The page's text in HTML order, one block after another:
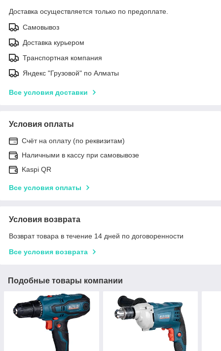
Доставка осуществляется только по предоплате.
Самовывоз
Доставка курьером
Транспортная компания
Яндекс "Грузовой" по Алматы
Все условия доставки
Условия оплаты
Счёт на оплату (по реквизитам)
Наличными в кассу при самовывозе
Kaspi QR
Все условия оплаты
Условия возврата
Возврат товара в течение 14 дней по договоренности
Все условия возврата
Подобные товары компании